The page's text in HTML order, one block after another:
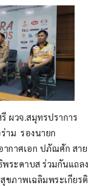
ผวจ.สมุทรปราการ
ม  รองนายก
ากาศเอก ปภัณศัก สาย
ระดาบส ร่วมกันแถลง
ขภาพเฉลิมพระเกียรติ